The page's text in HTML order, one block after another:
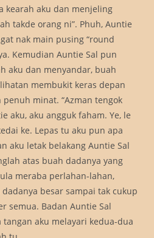
kearah aku dan menjeling
takde orang ni”. Phuh, Auntie
nak main pusing “round
Kemudian Auntie Sal pun
aku dan menyandar, buah
membukit keras depan
minat. “Azman tengok
aku, aku angguk faham. Ye, le
ke. Lepas tu aku pun apa
aku letak belakang Auntie Sal
atas buah dadanya yang
meraba perlahan-lahan,
besar sampai tak cukup
semua. Badan Auntie Sal
aku melayari kedua-dua